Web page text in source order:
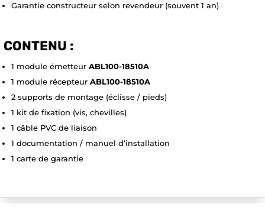
Garantie constructeur selon revendeur (souvent 1 an)
CONTENU :
1 module émetteur ABL100-18510A
1 module récepteur ABL100-18510A
2 supports de montage (éclisse / pieds)
1 kit de fixation (vis, chevilles)
1 câble PVC de liaison
1 documentation / manuel d’installation
1 carte de garantie